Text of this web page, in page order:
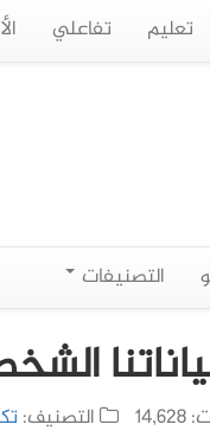
تعليم تفاعلي
التصنيفات
التصنيف: